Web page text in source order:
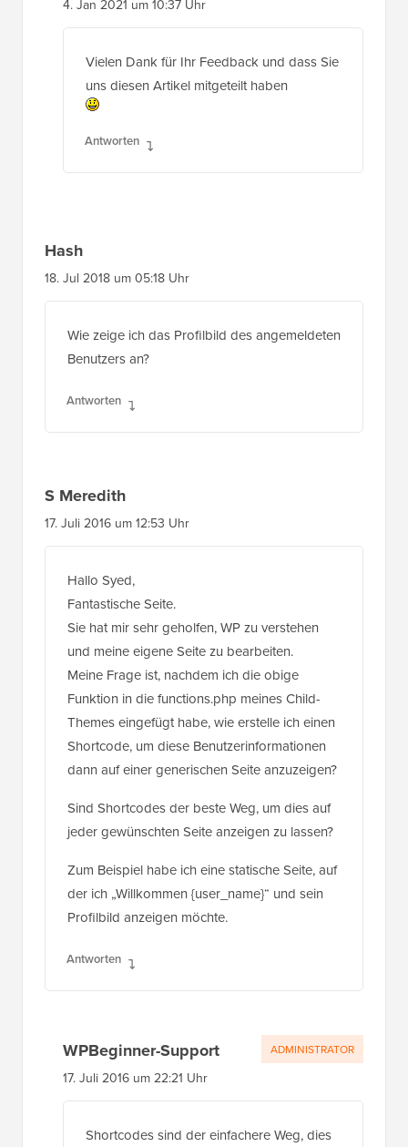
Vielen Dank für Ihr Feedback und dass Sie
uns diesen Artikel mitgeteilt haben
Antworten
Wie zeige ich das Profilbild des angemeldeten
Benutzers an?
Antworten
Hallo Syed,
Fantastische Seite.
Sie hat mir sehr geholfen, WP zu verstehen
und meine eigene Seite zu bearbeiten.
Meine Frage ist, nachdem ich die obige
Funktion in die functions.php meines Child-
Themes eingefügt habe, wie erstelle ich einen
Shortcode, um diese Benutzerinformationen
dann auf einer generischen Seite anzuzeigen?
Sind Shortcodes der beste Weg, um dies auf
jeder gewünschten Seite anzeigen zu lassen?
Zum Beispiel habe ich eine statische Seite, auf
der ich „Willkommen {user_name}“ und sein
Profilbild anzeigen möchte.
WPBeginner-Support
Shortcodes sind der einfachere Weg, dies
zu tun. Sie können auch Vorlagen mit
spezifischen WordPress-Funktionen